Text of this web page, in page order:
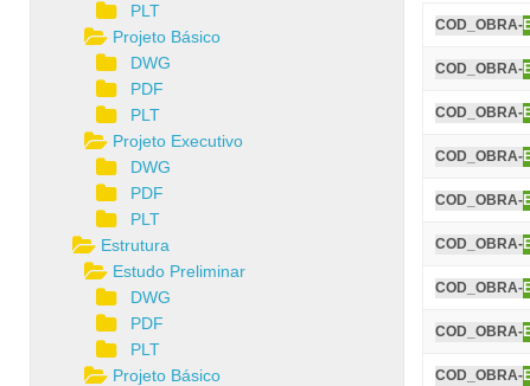
COD_OBRA-
COD_OBRA-
COD_OBRA-
COD_OBRA-
COD_OBRA-
COD_OBRA-
COD_OBRA-
COD_OBRA-
COD_OBRA-
PLT
Projeto Básico
DWG
PDF
PLT
Projeto Executivo
DWG
PDF
PLT
Estrutura
Estudo Preliminar
DWG
PDF
PLT
Projeto Básico